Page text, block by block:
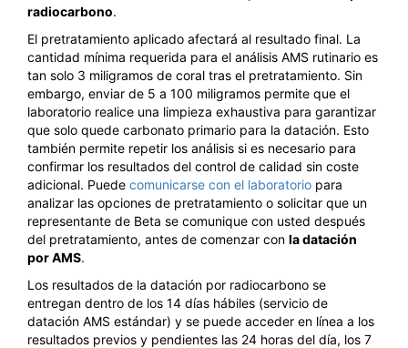
radiocarbono.
El pretratamiento aplicado afectará al resultado final. La
cantidad mínima requerida para el análisis AMS rutinario es
tan solo 3 miligramos de coral tras el pretratamiento. Sin
embargo, enviar de 5 a 100 miligramos permite que el
laboratorio realice una limpieza exhaustiva para garantizar
que solo quede carbonato primario para la datación. Esto
también permite repetir los análisis si es necesario para
confirmar los resultados del control de calidad sin coste
adicional. Puede comunicarse con el laboratorio para
analizar las opciones de pretratamiento o solicitar que un
representante de Beta se comunique con usted después
del pretratamiento, antes de comenzar con la datación
por AMS.
Los resultados de la datación por radiocarbono se
entregan dentro de los 14 días hábiles (servicio de
datación AMS estándar) y se puede acceder en línea a los
resultados previos ​​y pendientes las 24 horas del día, los 7